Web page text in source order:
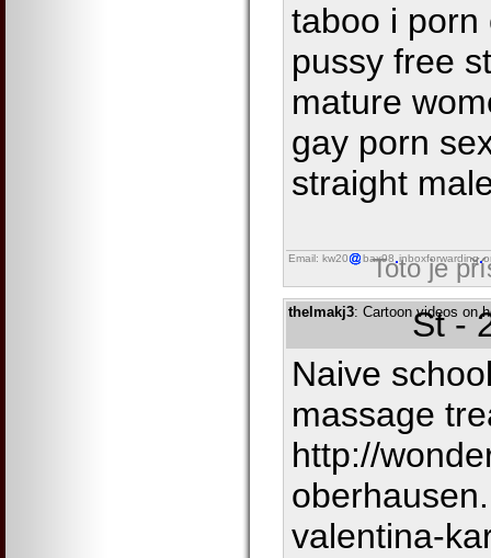
taboo i porn
pussy free
mature
gay porn
straight
Email: kw20 bax98 inboxforwarding
Toto je
thelmakj3: Cartoon videos on
St -
Naive
massage
http://
valentina-